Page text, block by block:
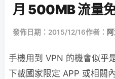
月 500MB 流量
發佈日期：2015/12/16作者：
手機用到 VPN 的機會似乎
下載國家限定 APP 或相關